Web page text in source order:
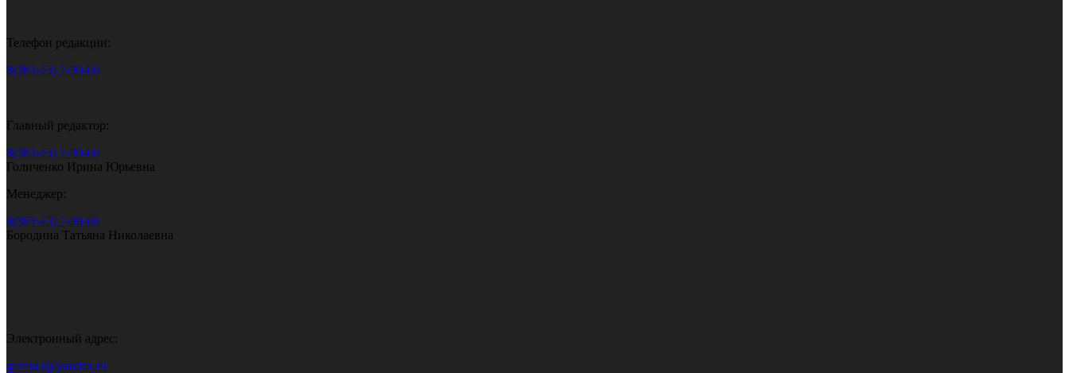
Телефон редакции:
8(383-43) 7-90-60
Главный редактор:
8(383-43) 7-90-60
Голиченко Ирина Юрьевна
Менеджер:
8(383-43) 7-90-60
Бородина Татьяна Николаевна
Электронный адрес:
gazeta.i@yandex.ru